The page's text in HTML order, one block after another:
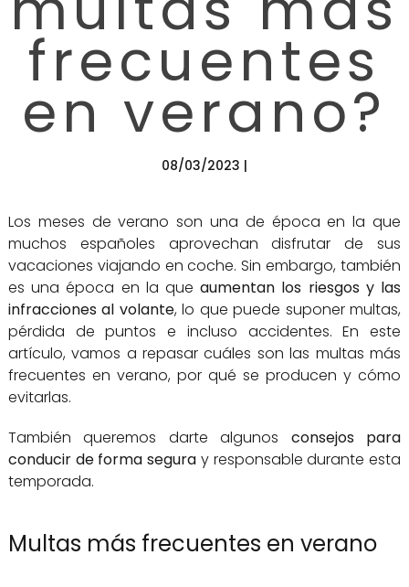
frecuentes
en verano?
08/03/2023 |
Los meses de verano son una de época en la que
muchos españoles aprovechan disfrutar de sus
vacaciones viajando en coche. Sin embargo, también
es una época en la queaumentan los riesgos y las
infracciones al volante, lo que puede suponer multas,
pérdida de puntos e incluso accidentes. En este
artículo, vamos a repasar cuáles son las multas más
frecuentes en verano, por qué se producen y cómo
evitarlas.
También queremos darte algunos consejos para
conducir de forma segura y responsable durante esta
temporada.
Multas más frecuentes en verano